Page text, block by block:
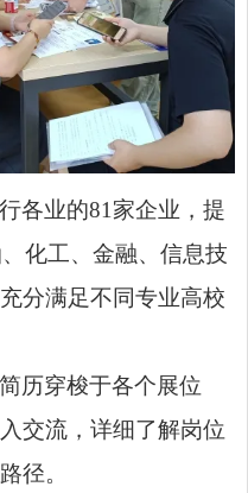
各业的81家企业，提
化工、金融、信息技
分满足不同专业高校
历穿梭于各个展位
交流，详细了解岗位
径。